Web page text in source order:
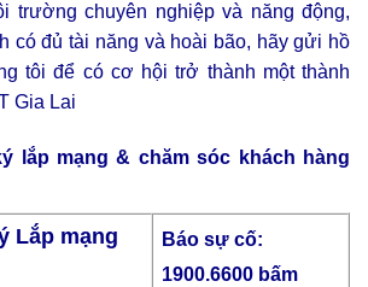
trường chuyên nghiệp và năng động,
có đủ tài năng và hoài bão, hãy gửi hồ
tôi để có cơ hội trở thành một thành
Gia Lai
lắp mạng & chăm sóc khách hàng
Lắp mạng
Báo sự cố:
1900.6600 bấm